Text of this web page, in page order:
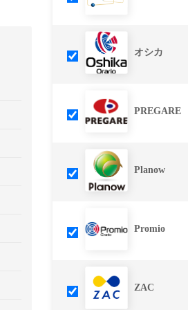
オシカ
PREGARE
Planow
Promio
ZAC